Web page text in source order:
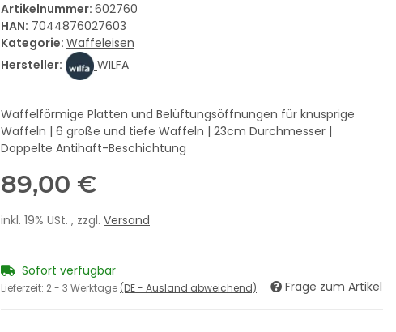
Artikelnummer: 602760
HAN: 7044876027603
Kategorie: Waffeleisen
Hersteller:
WILFA
Waffelförmige Platten und Belüftungsöffnungen für knusprige
Waffeln | 6 große und tiefe Waffeln | 23cm Durchmesser |
Doppelte Antihaft-Beschichtung
89,00 €
inkl. 19% USt. , zzgl. Versand
Sofort verfügbar
Lieferzeit: 2 - 3 Werktage (DE - Ausland abweichend) Frage zum Artikel